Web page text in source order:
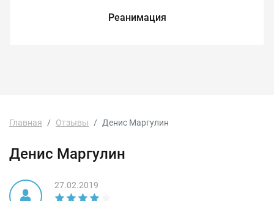
Реанимация
Главная Отзывы Денис Маргулин
Денис Маргулин
27.02.2019